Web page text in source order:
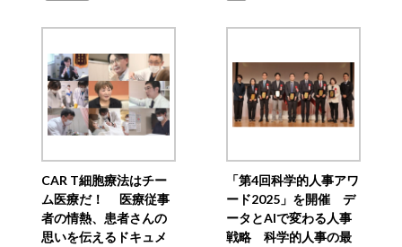
CAR T細胞療法はチー
ム医療だ！ 医療従事
者の情熱、患者さんの
思いを伝えるドキュメ
「第4回科学的人事アワ
ード2025」を開催 デ
ータとAIで変わる人事
戦略 科学的人事の最